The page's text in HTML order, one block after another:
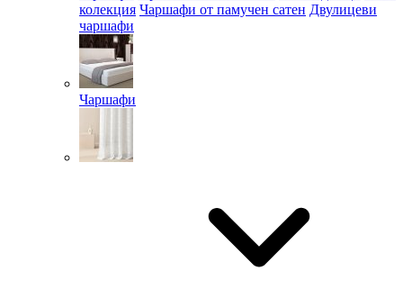
колекция Чаршафи от памучен сатен Двулицеви
чаршафи
Чаршафи